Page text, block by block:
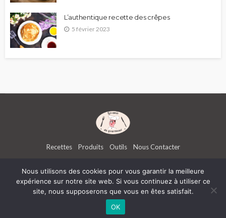
L’authentique recette des crêpes
5 février 2023
Recettes Produits Outils Nous Contacter
Les amis du Gourmand | ATK Interactive -
par l'agence de communication Kinic
Personnel
Nous utilisons des cookies pour vous garantir la meilleure
expérience sur notre site web. Si vous continuez à utiliser ce
site, nous supposerons que vous en êtes satisfait.
OK